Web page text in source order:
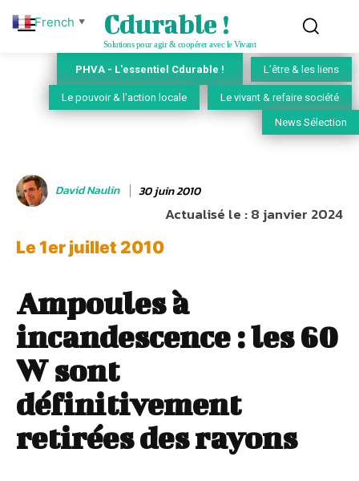
Cdurable !
Solutions pour agir & coopérer avec le Vivant
PHVA - L'essentiel Cdurable ! L'être & les liens
Le pouvoir & l'action locale Le vivant & refaire société
News Sélection
David Naulin 30 juin 2010
Actualisé le :8 janvier 2024
Le 1er juillet 2010
Ampoules à
incandescence : les 60
W sont
définitivement
retirées des rayons
French ▼